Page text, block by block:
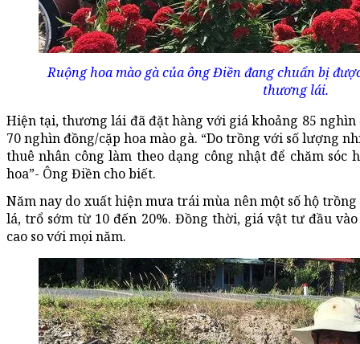
Ruộng hoa mào gà của ông Điền đang chuẩn bị
thương lái.
Hiện tại, thương lái đã đặt hàng với giá khoảng 85 nghìn
70 nghìn đồng/cặp hoa mào gà. “Do trồng với số lượng
thuê nhân công làm theo dạng công nhật để chăm sóc
hoa”- Ông Điền cho biết.
Năm nay do xuất hiện mưa trái mùa nên một số hộ
lá, trổ sớm từ 10 đến 20%. Đồng thời, giá vật tư đầu
cao so với mọi năm.